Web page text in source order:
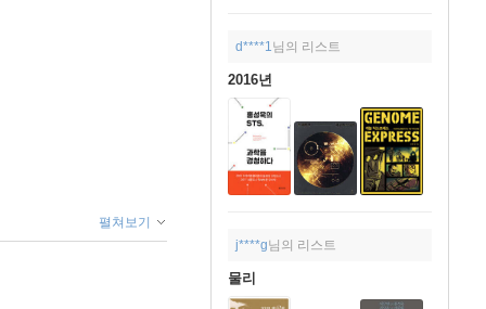
d****1 님의 리스트
2016년
j****g님의 리스트
물리
펼쳐보기